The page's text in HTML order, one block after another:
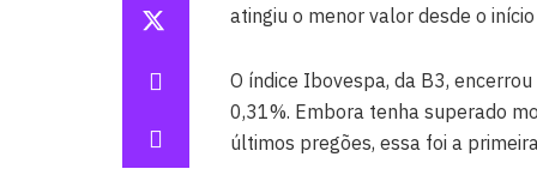
atingiu o menor valor desde o
O índice Ibovespa, da B3,
0,31%. Embora tenha superado
últimos pregões, essa foi a